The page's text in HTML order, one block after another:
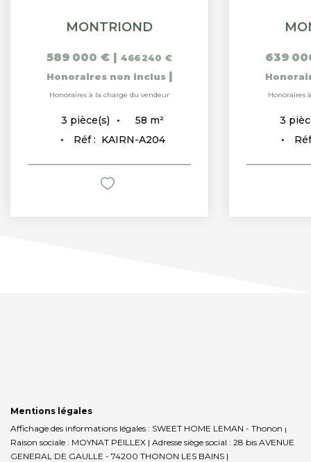
MONTRIOND
589 000 € | 466 240 €
Honoraires non inclus |
Honoraires à la charge du vendeur
3 pièce(s) 58 m²
Réf : KAIRN-A204
639
Honoraires
3
Mentions légales
Affichage des informations légales : SWEET HOME LEMAN - Thonon |
Raison sociale : MOYNAT PEILLEX | Adresse siège social : 28 bis AVENUE
GENERAL DE GAULLE - 74200 THONON LES BAINS |